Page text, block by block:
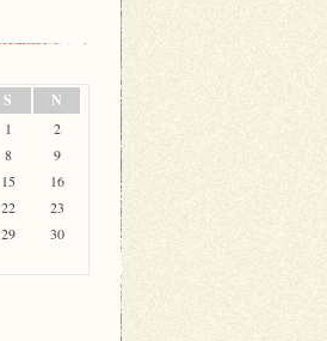
S N
1
2
8
9
15
16
22
23
29
30